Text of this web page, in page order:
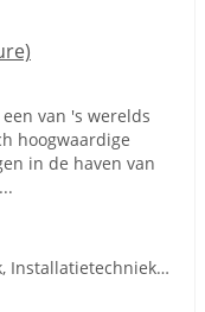
van 's werelds
hoogwaardige
in de haven van
Civiele Techniek, Elektrotechniek, Installatietechniek, Werktuigbouwkunde, Bedrijfskunde, Infrastructuur, Lean, Techniek